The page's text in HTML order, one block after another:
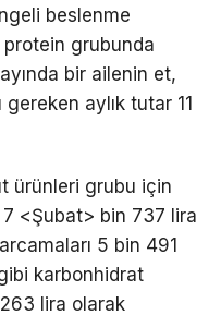
beslenme
protein grubunda
bir ailenin et,
aylık tutar 11
ürünleri grubu için
7 <Şubat> bin 737 lira
5 bin 491
karbonhidrat
lira olarak